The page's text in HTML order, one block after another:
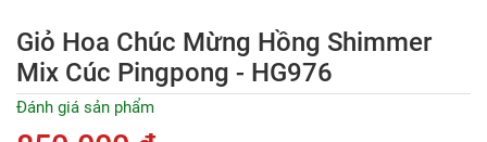
Giỏ Hoa Chúc Mừng Hồng Shimmer
Mix Cúc Pingpong - HG976
Đánh giá sản phẩm